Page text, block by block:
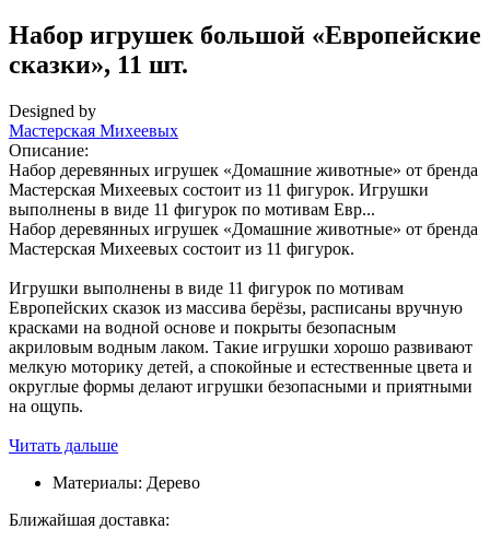
Набор игрушек большой «Европейские
сказки», 11 шт.
Designed by
Мастерская Михеевых
Описание:
Набор деревянных игрушек «Домашние животные» от бренда
Мастерская Михеевых состоит из 11 фигурок. Игрушки
выполнены в виде 11 фигурок по мотивам Евр...
Набор деревянных игрушек «Домашние животные» от бренда
Мастерская Михеевых состоит из 11 фигурок.
Игрушки выполнены в виде 11 фигурок по мотивам
Европейских сказок из массива берёзы, расписаны вручную
красками на водной основе и покрыты безопасным
акриловым водным лаком. Такие игрушки хорошо развивают
мелкую моторику детей, а спокойные и естественные цвета и
округлые формы делают игрушки безопасными и приятными
на ощупь.
Читать дальше
Материалы: Дерево
Ближайшая доставка: